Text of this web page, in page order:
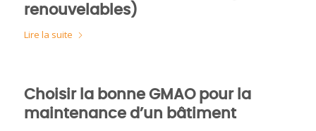
renouvelables)
Lire la suite
Choisir la bonne GMAO pour la
maintenance d’un bâtiment